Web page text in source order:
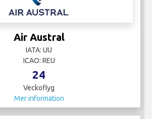
Air Austral
IATA: UU
ICAO: REU
24
Veckoflyg
Mer information